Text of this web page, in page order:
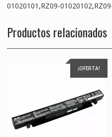
01020101,RZ09-
Productos relacionados
¡OFERTA!